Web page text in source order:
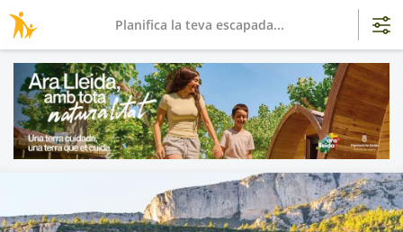
Planifica la teva escapada...